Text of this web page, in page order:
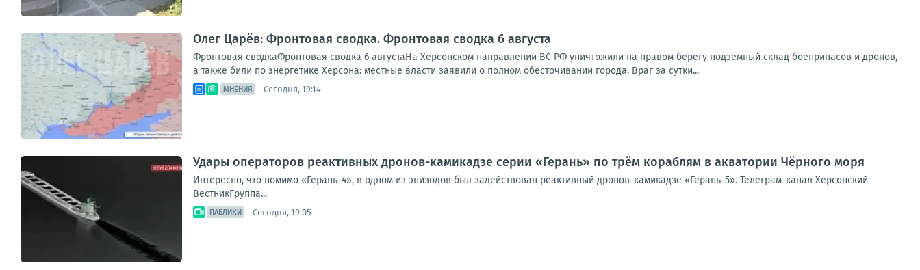
Олег Царёв: Фронтовая сводка. Фронтовая сводка 6 августа
Фронтовая сводкаФронтовая сводка 6 августаНа Херсонском направлении ВС РФ уничтожили на правом берегу подземный склад боеприпасов и дронов,
а также били по энергетике Херсона: местные власти заявили о полном обесточивании города. Враг за сутки...
МНЕНИЯ Сегодня, 19:14
Удары операторов реактивных дронов-камикадзе серии «Герань» по трём кораблям в акватории Чёрного моря
Интересно, что помимо «Герань-4», в одном из эпизодов был задействован реактивный дронов-камикадзе «Герань-5». Телеграм-канал Херсонский
ВестникГруппа...
ПАБЛИКИ Сегодня, 19:05